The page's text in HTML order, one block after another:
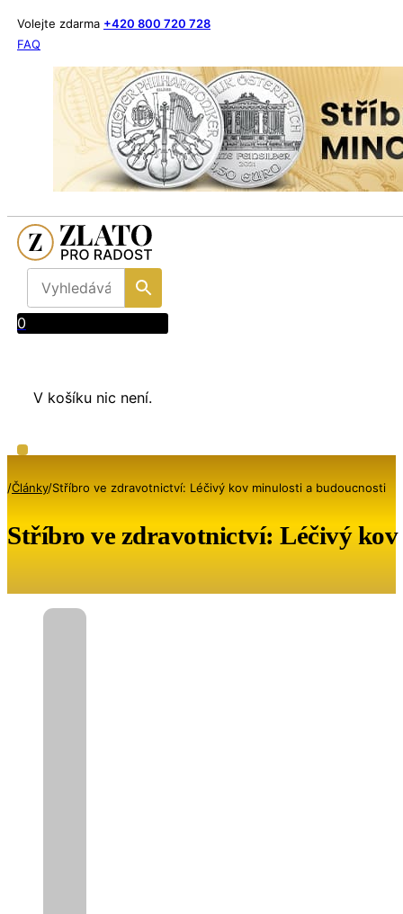
Volejte zdarma +420 800 720 728
FAQ
0
V košíku nic není.
/Články/Stříbro ve zdravotnictví: Léčivý kov minulosti a budoucnosti
Stříbro ve zdravotnictví: Léčivý